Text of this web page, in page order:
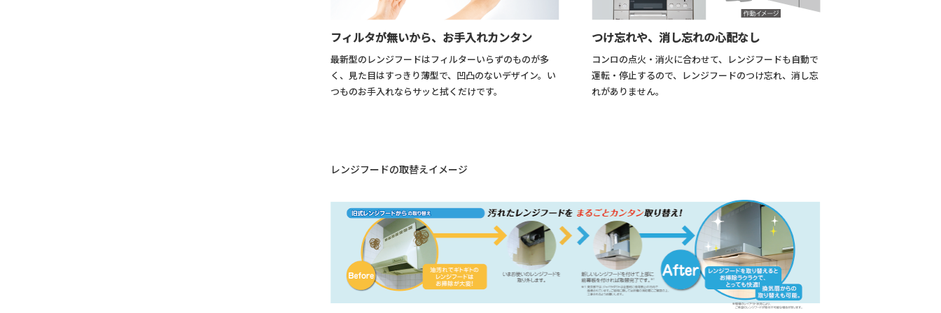
フィルタが無いから、お手入れカンタン
最新型のレンジフードはフィルターいらずのものが多
く、見た目はすっきり薄型で、凹凸のないデザイン。い
つものお手入れならサッと拭くだけです。
つけ忘れや、消し忘れの心配なし
コンロの点火・消火に合わせて、レンジフードも自動で
運転・停止するので、レンジフードのつけ忘れ、消し忘
れがありません。
レンジフードの取替えイメージ